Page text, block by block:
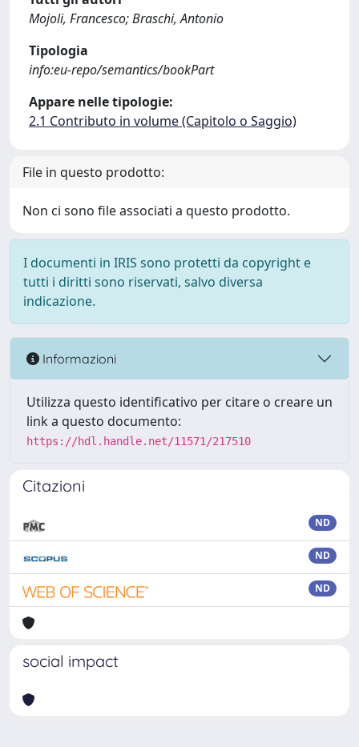
Mojoli, Francesco; Braschi, Antonio
Tipologia
info:eu-repo/semantics/bookPart
Appare nelle tipologie:
2.1 Contributo in volume (Capitolo o Saggio)
File in questo prodotto:
Non ci sono file associati a questo prodotto.
I documenti in IRIS sono protetti da copyright e
tutti i diritti sono riservati, salvo diversa
indicazione.
Informazioni
Utilizza questo identificativo per citare o creare un
link a questo documento:
https://hdl.handle.net/11571/217510
Citazioni
ND
ND
ND
social impact